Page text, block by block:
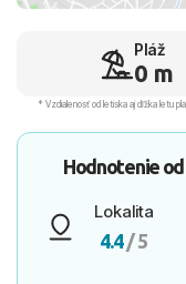
Pláž
0 m
* Vzdialenosť od letiska aj dľžka letu
Hodnotenie od
Lokalita
4.4/ 5